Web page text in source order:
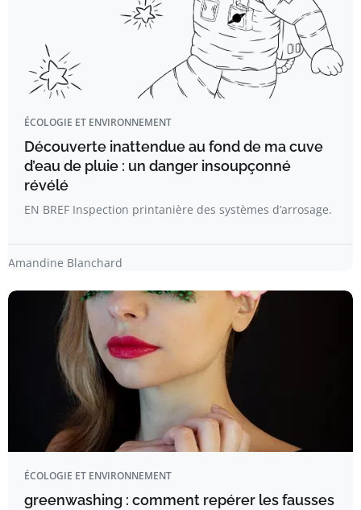
ÉCOLOGIE ET ENVIRONNEMENT
Découverte inattendue au fond de ma cuve
d’eau de pluie : un danger insoupçonné
révélé
EN BREF Inspection printanière des systèmes d’arrosage.
Amandine Blanchard
ÉCOLOGIE ET ENVIRONNEMENT
greenwashing : comment repérer les fausses